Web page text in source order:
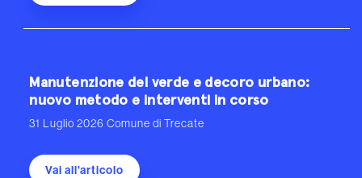
Manutenzione del verde e decoro urbano:
nuovo metodo e interventi in corso
31 Luglio 2026 Comune di Trecate
Vai all'articolo